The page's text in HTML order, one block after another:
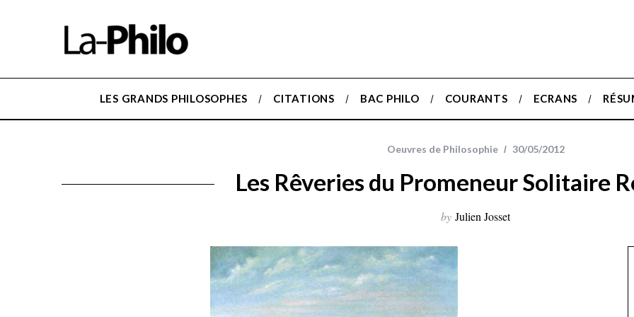
LES GRANDS PHILOSOPHES CITATIONS BAC PHILO COURANTS ECRANS
Oeuvres de Philosophie 30/05/2012
Les Rêveries du Promeneur Solitaire
by Julien Josset